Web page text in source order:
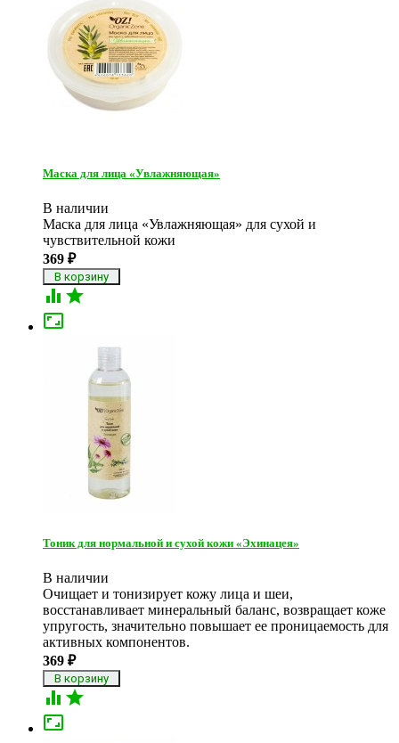
Маска для лица «Увлажняющая»
В наличии
Маска для лица «Увлажняющая» для сухой и
чувствительной кожи
369 ₽
 

Тоник для нормальной и сухой кожи «Эхинацея»
В наличии
Очищает и тонизирует кожу лица и шеи,
восстанавливает минеральный баланс, возвращает коже
упругость, значительно повышает ее проницаемость для
активных компонентов.
369 ₽
 
